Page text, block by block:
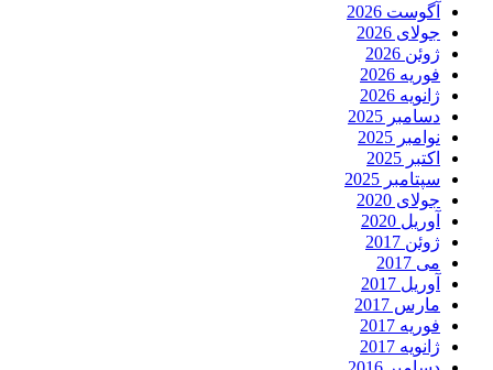
آگوست 2026
جولای 2026
ژوئن 2026
فوریه 2026
ژانویه 2026
دسامبر 2025
نوامبر 2025
اکتبر 2025
سپتامبر 2025
جولای 2020
آوریل 2020
ژوئن 2017
می 2017
آوریل 2017
مارس 2017
فوریه 2017
ژانویه 2017